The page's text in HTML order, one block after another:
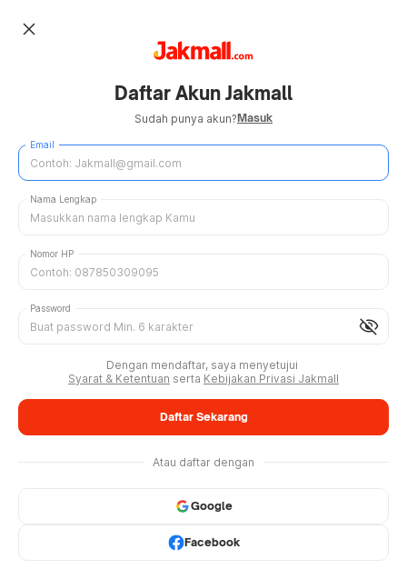
close
Daftar Akun Jakmall
Sudah punya akun?Masuk
Email
Nama Lengkap
Nomor HP
visibility_off
Password
Dengan mendaftar, saya menyetujui
Syarat & Ketentuan serta Kebijakan Privasi Jakmall
Daftar Sekarang
Atau daftar dengan
Google
Facebook